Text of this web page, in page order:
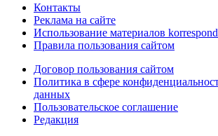
Контакты
Реклама на сайте
Использование материалов
Правила пользования сайтом
Договор пользования сайтом
Политика в сфере
данных
Пользовательское соглашение
Редакция